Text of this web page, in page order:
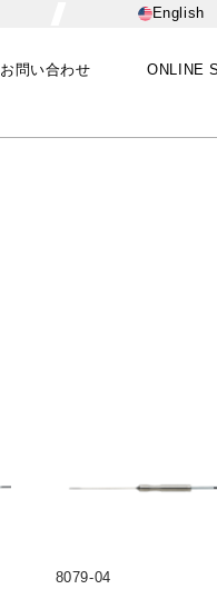
English
お問い合わせ ONLINE
8079-04